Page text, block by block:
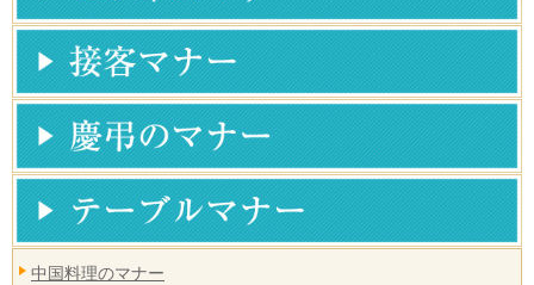
中国料理のマナー